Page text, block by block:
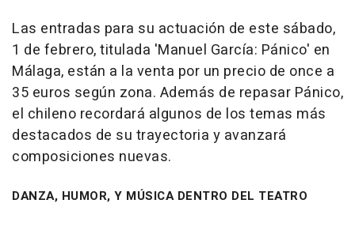
Las entradas para su actuación de este sábado,
1 de febrero, titulada 'Manuel García: Pánico' en
Málaga, están a la venta por un precio de once a
35 euros según zona. Además de repasar Pánico,
el chileno recordará algunos de los temas más
destacados de su trayectoria y avanzará
composiciones nuevas.
DANZA, HUMOR, Y MÚSICA DENTRO DEL TEATRO